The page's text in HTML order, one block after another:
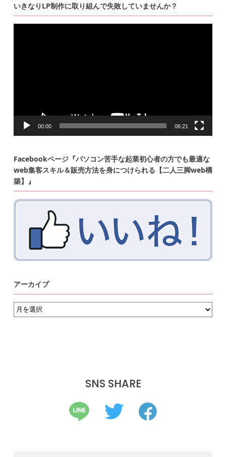
いきなりLP制作に取り組んで失敗していませんか？
動
00:00 06:21
Facebookページ『パソコン苦手な起業初心者の方でも最適な
web集客スキル＆販売方法を身につけられる【二人三脚web構
築】』
アーカイブ
ア
ー
カ
SNS SHARE